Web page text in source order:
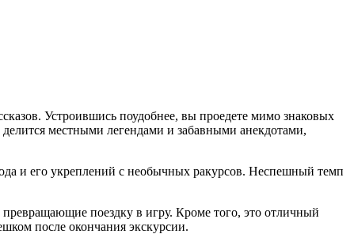
Устроившись поудобнее, вы проедете мимо знаковых
местными легендами и забавными анекдотами,
и его укреплений с необычных ракурсов. Неспешный темп
поездку в игру. Кроме того, это отличный
после окончания экскурсии.